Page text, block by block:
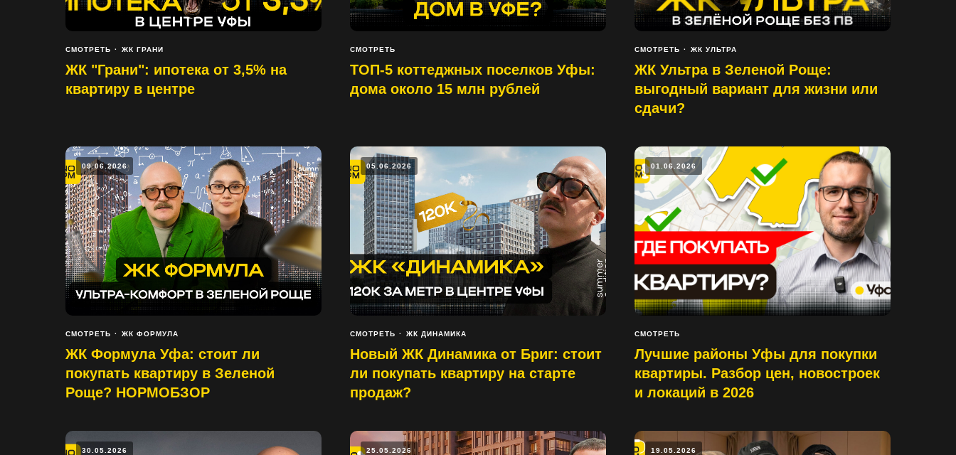
СМОТРЕТЬ ЖК ГРАНИ
ЖК "Грани": ипотека от 3,5% на
квартиру в центре
СМОТРЕТЬ
ТОП-5 коттеджных поселков Уфы:
дома около 15 млн рублей
СМОТРЕТЬ ЖК УЛЬТРА
ЖК Ультра в Зеленой Роще:
выгодный вариант для жизни или
сдачи?
09.06.2026
СМОТРЕТЬ ЖК ФОРМУЛА
ЖК Формула Уфа: стоит ли
покупать квартиру в Зеленой
Роще? НОРМОБЗОР
05.06.2026
СМОТРЕТЬ ЖК ДИНАМИКА
Новый ЖК Динамика от Бриг: стоит
ли покупать квартиру на старте
продаж?
01.06.2026
СМОТРЕТЬ
Лучшие районы Уфы для покупки
квартиры. Разбор цен, новостроек
и локаций в 2026
30.05.2026 25.05.2026 19.05.2026